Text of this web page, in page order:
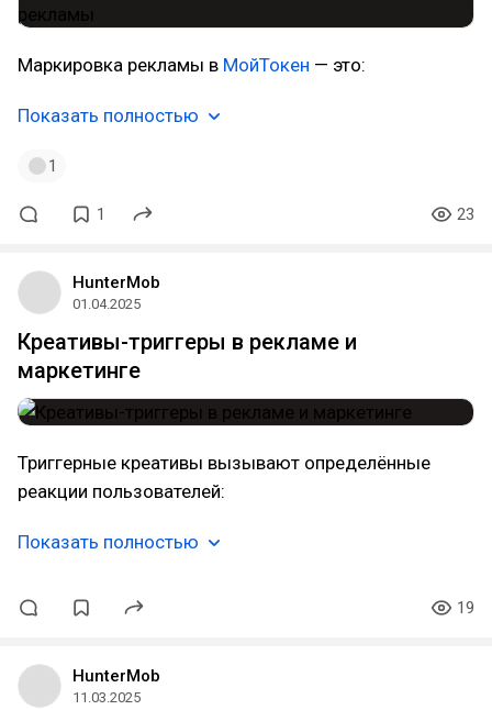
Маркировка рекламы в МойТокен — это:
Показать полностью
1
1 23
HunterMob
01.04.2025
Креативы-триггеры в рекламе и
маркетинге
Триггерные креативы вызывают определённые
реакции пользователей:
Показать полностью
19
HunterMob
11.03.2025